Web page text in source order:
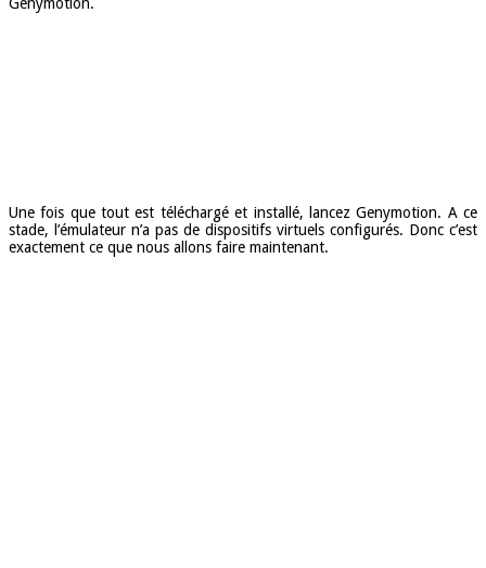
Une fois que tout est téléchargé et installé, lancez Genymotion. A ce
stade, l’émulateur n’a pas de dispositifs virtuels configurés. Donc c’est
exactement ce que nous allons faire maintenant.